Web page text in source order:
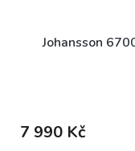
Johansson
7 990 Kč